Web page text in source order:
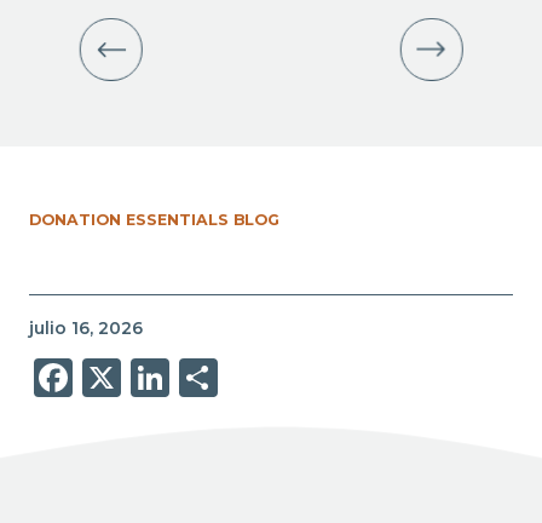
DONATION ESSENTIALS BLOG
julio 16, 2026
Facebook
X LinkedIn
Share